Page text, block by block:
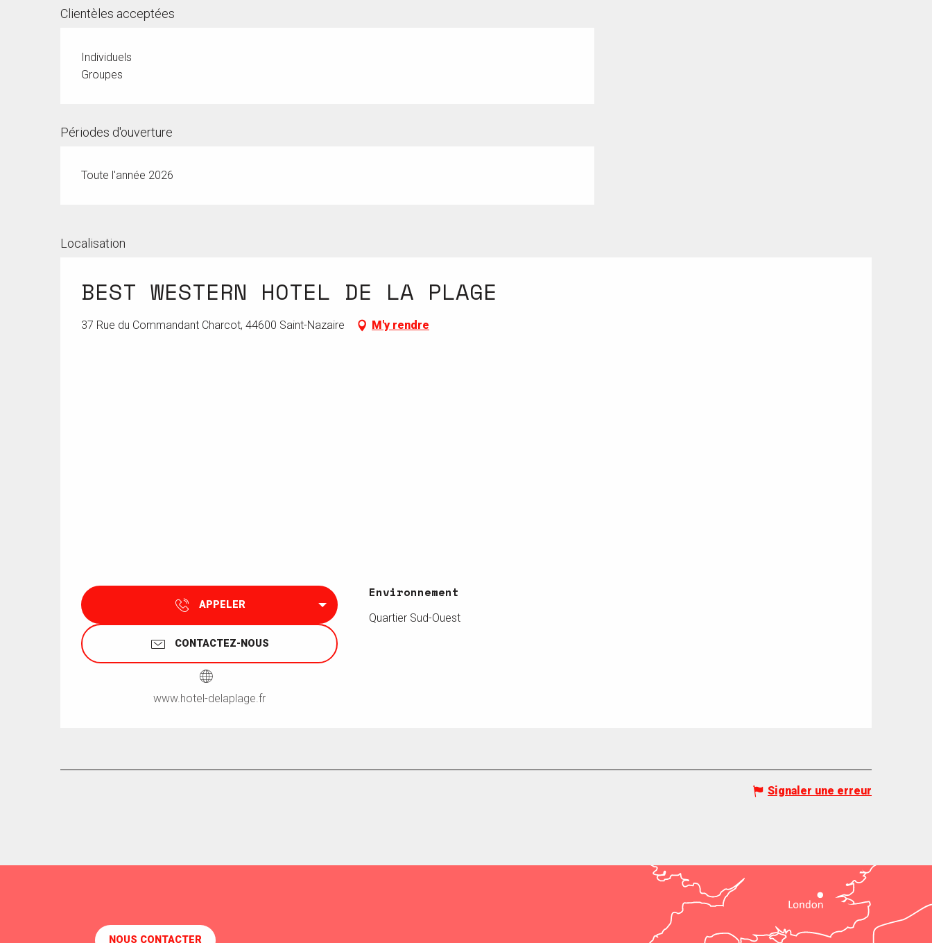
Clientèles acceptées
Individuels
Groupes
Périodes d'ouverture
Toute l'année 2026
Localisation
BEST WESTERN HOTEL DE LA PLAGE
37 Rue du Commandant Charcot, 44600 Saint-Nazaire M'y rendre
APPELER
CONTACTEZ-NOUS
www.hotel-delaplage.fr
Environnement
Environnement
Quartier Sud-Ouest
Signaler une erreur
NOUS CONTACTER